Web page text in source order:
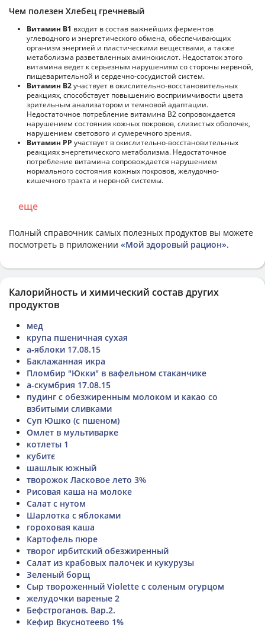
Чем полезен Хлебец гречневый
Витамин В1 входит в состав важнейших ферментов
углеводного и энергетического обмена, обеспечивающих
организм энергией и пластическими веществами, а также
метаболизма разветвленных аминокислот. Недостаток этого
витамина ведет к серьезным нарушениям со стороны нервной,
пищеварительной и сердечно-сосудистой систем.
Витамин В2участвует в окислительно-восстановительных
реакциях, способствует повышению восприимчивости цвета
зрительным анализатором и темновой адаптации.
Недостаточное потребление витамина В2 сопровождается
нарушением состояния кожных покровов, слизистых оболочек,
нарушением светового и сумеречного зрения.
Витамин РР участвует в окислительно-восстановительных
реакциях энергетического метаболизма. Недостаточное
потребление витамина сопровождается нарушением
нормального состояния кожных покровов, желудочно-
кишечного тракта и нервной системы.
еще
Полный справочник самых полезных продуктов вы можете
посмотреть в приложении «Мой здоровый рацион».
Калорийность и химический состав других
продуктов
мед
крупа пшеничная сухая
а-яблоки 17.08.15
Баклажанная икра
Пломбир "Юкки" в вафельном стаканчике
а-скумбрия 17.08.15
пудинг с обезжиренным молоком и какао со
взбитыми сливками
Суп Юшко (с пшеном)
Омлет в мультиварке
котлеты 1
кубитє
шашлык южный
творожок Ласковое лето 3%
Рисовая каша на молоке
Салат с нутом
Шарлотка с яблоками
гороховая каша
Картофель пюре
творог ирбитский обезжиренный
Салат из крабовых палочек и кукурузы
Зеленый борщ
Сыр твороженный Violette с соленым огурцом
желудочки вареные 2
Бефстроганов. Вар.2.
Кефир Вкуснотеево 1%